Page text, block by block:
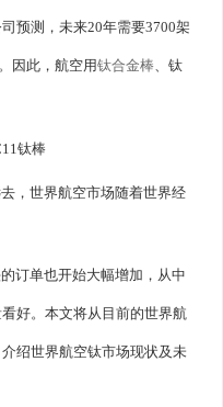
预测，未来20年需要3700架
因此，航空用钛合金棒、钛
，世界航空市场随着世界经
订单也开始大幅增加，从中
好。本文将从目前的世界航
绍世界航空钛市场现状及未